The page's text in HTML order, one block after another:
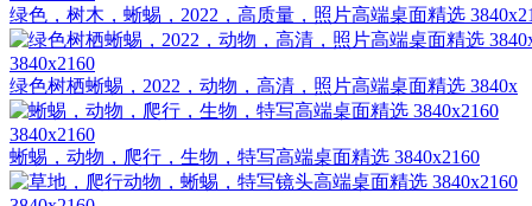
绿色，树木，蜥蜴，2022，高质量，照片高端桌面精选
3840x2160
绿色树栖蜥蜴，2022，动物，高清，照片高端桌面精选 3840x
3840x2160
蜥蜴，动物，爬行，生物，特写高端桌面精选 3840x2160